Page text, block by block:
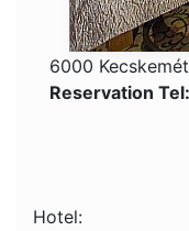
6000
Reservation
Hotel: